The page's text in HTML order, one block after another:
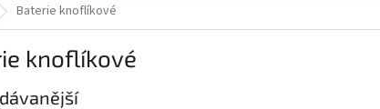
Baterie knoflíkové
knoflíkové